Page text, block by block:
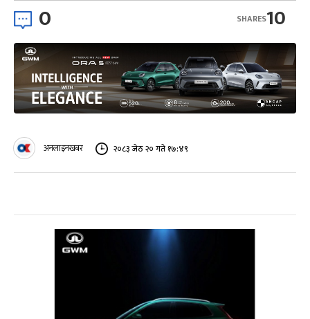
0 10
SHARES
अनलाइनखबर २०८३ जेठ २० गते १७:४९